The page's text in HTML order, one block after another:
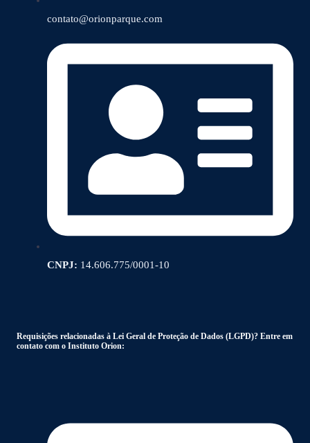
contato@orionparque.com
CNPJ: 14.606.775/0001-10
Requisições relacionadas à Lei Geral de Proteção de Dados (LGPD)? Entre em
contato com o Instituto Orion: